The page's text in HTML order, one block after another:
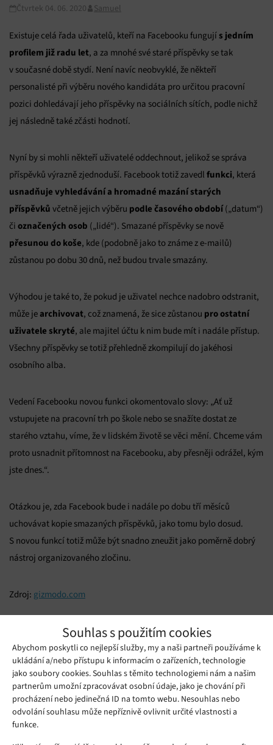
Souhlas s použitím cookies
Abychom poskytli co nejlepší služby, my a naši partneři používáme k
ukládání a/nebo přístupu k informacím o zařízeních, technologie
jako soubory cookies. Souhlas s těmito technologiemi nám a našim
partnerům umožní zpracovávat osobní údaje, jako je chování při
procházení nebo jedinečná ID na tomto webu. Nesouhlas nebo
odvolání souhlasu může nepříznivě ovlivnit určité vlastnosti a
funkce.
Čtvrtek 04. 06. 2020 Samuel
Existuje celá řada uživatelů, kteří na Facebooku fungují s jedním
profilem již radu let, a za mnohé své staré příspěvky se tak
v současné době stydí. Není navíc neobvyklé, že někteří
personalisté při výběru nového kandidáta pro určitou pracovní
pozici dohledávají jeho příspěvky na sociálních sítích, podle nichž
jej následně také zčásti hodnotí.
Nyní by si mohli někteří uživatelé oddechnout, jelikož se správa
příspěvků výrazně zjednoduší. Facebook totiž zavedl funkci, která
usnadňuje vyhledávání a hromadné mazání starých
příspěvků včetně jejich výběru podle časového období(„datum“)
či označených osob („lidé“). Smazané příspěvky se nově
přesunou do koše, kde (podobně jako to známe z e-mailů)
zůstanou po dobu 30 dnů, než budou trvale smazány.
Výhodou je také to, že pokud je uživatel nechce nadobro odstranit,
může je archivovat, což znamená, že sice zůstanou pro ostatní
uživatele skryté, ale majitel účtu k nim bude mít i nadále přístup.
Všechny příspěvky se totiž přehledně zkompilují do jakéhosi
osobního alba.
Vedení Facebooku novou funkci okomentovalo slovy: „Ať už
vstupujete na pracovní trh po škole nebo se snažíte dostat ze
starého vztahu, víme, že v lidském životě se věci mění. Chceme vám
proto usnadnit přítomnost na Facebooku, aby přesněji odrážel, kým
jste dnes.“.
Otázkou je, zda Facebook bude i nadále po dobu tří měsíců
uchovávat kopie smazaných příspěvků, jako tomu bylo dosud.
S novou funkcí totiž může být snadno zneužit jako poměrně dobrý
nástroj organizovaného zločinu.
Zdroj: gizmodo.com
Mohlo by se vám líbit